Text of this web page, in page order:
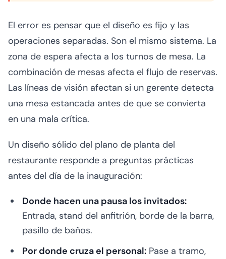
El error es pensar que el diseño es fijo y las
operaciones separadas. Son el mismo sistema. La
zona de espera afecta a los turnos de mesa. La
combinación de mesas afecta el flujo de reservas.
Las líneas de visión afectan si un gerente detecta
una mesa estancada antes de que se convierta
en una mala crítica.
Un diseño sólido del plano de planta del
restaurante responde a preguntas prácticas
antes del día de la inauguración:
Donde hacen una pausa los invitados:
Entrada, stand del anfitrión, borde de la barra,
pasillo de baños.
Por donde cruza el personal: Pase a tramo,